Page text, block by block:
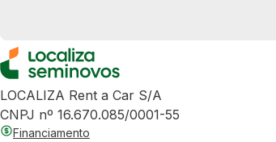
LOCALIZA Rent a Car S/A
CNPJ nº 16.670.085/0001-55
Financiamento